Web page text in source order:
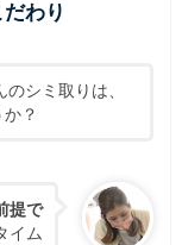
わり
シミ取りは、
？
提で
イム